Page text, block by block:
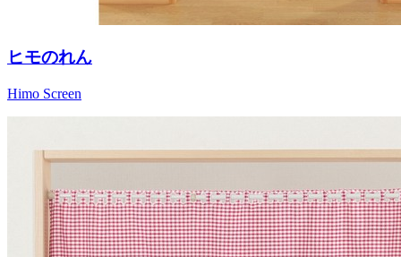
ヒモのれん
Himo Screen